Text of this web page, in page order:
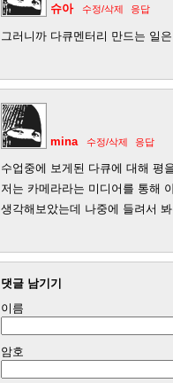
슈아 수정/삭제 응답
그러니까 다큐멘터리 만드는 일
mina 수정/삭제 응답
수업중에 보게된 다큐에 대해 평
저는 카메라라는 미디어를 통해
생각해보았는데 나중에 들려서
댓글 남기기
이름
암호